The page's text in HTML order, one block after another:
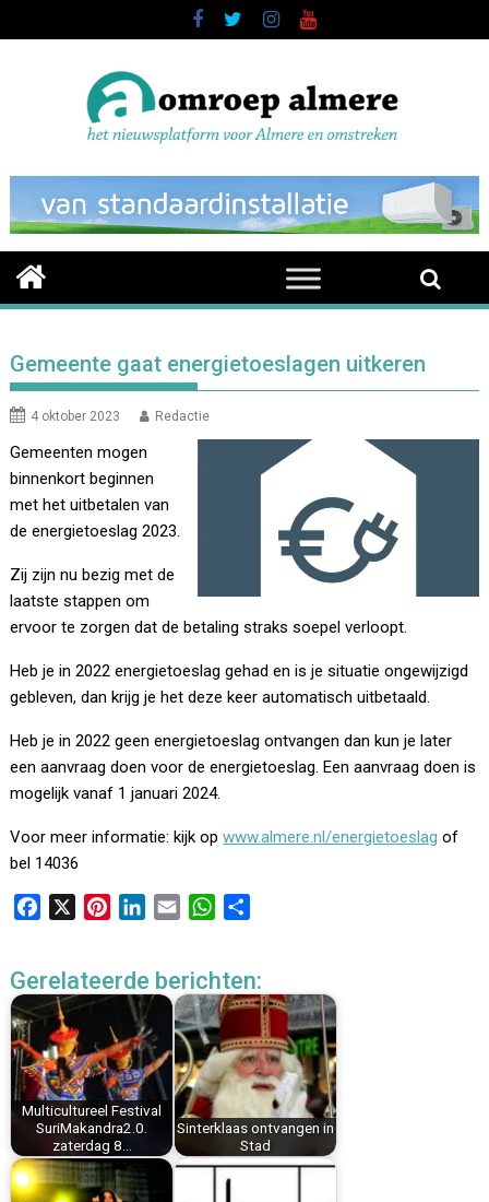
to
Gemeente gaat energietoeslagen uitkeren
4 oktober 2023 Redactie
Gemeenten mogen
binnenkort beginnen
met het uitbetalen van
de energietoeslag 2023.
Zij zijn nu bezig met de
laatste stappen om
ervoor te zorgen dat de betaling straks soepel verloopt.
Heb je in 2022 energietoeslag gehad en is je situatie ongewijzigd
gebleven, dan krijg je het deze keer automatisch uitbetaald.
Heb je in 2022 geen energietoeslag ontvangen dan kun je later
een aanvraag doen voor de energietoeslag. Een aanvraag doen is
mogelijk vanaf 1 januari 2024.
Voor meer informatie: kijk opwww.almere.nl/energietoeslag of
bel 14036
e
b
o
o
k
t
r
e
s
t
k
e
d
I
i
l
W
t
s
A
p
p
e
n
Gerelateerde berichten:
Multicultureel Festival
SuriMakandra2.0.
zaterdag 8…
Sinterklaas ontvangen in
Stad